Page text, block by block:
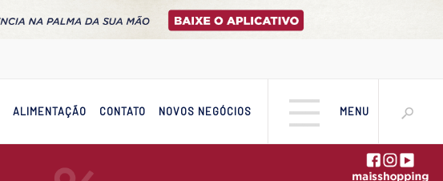
ALIMENTAÇÃO CONTATO NOVOS NEGÓCIOS MENU